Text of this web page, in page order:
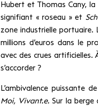
Hubert et Thomas Cany, la
signifiant « roseau » et
zone industrielle portuaire.
millions d’euros dans le
avec des crues artificielles.
s’accorder ?
L’ambivalence puissante
Moi, Vivant.e.Sur la berge